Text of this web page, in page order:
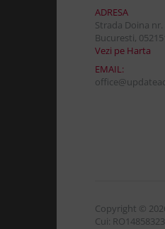
ADRESA
Strada Doina nr.
Bucuresti,
Vezi pe Harta
EMAIL:
Copyright ©
Cui: